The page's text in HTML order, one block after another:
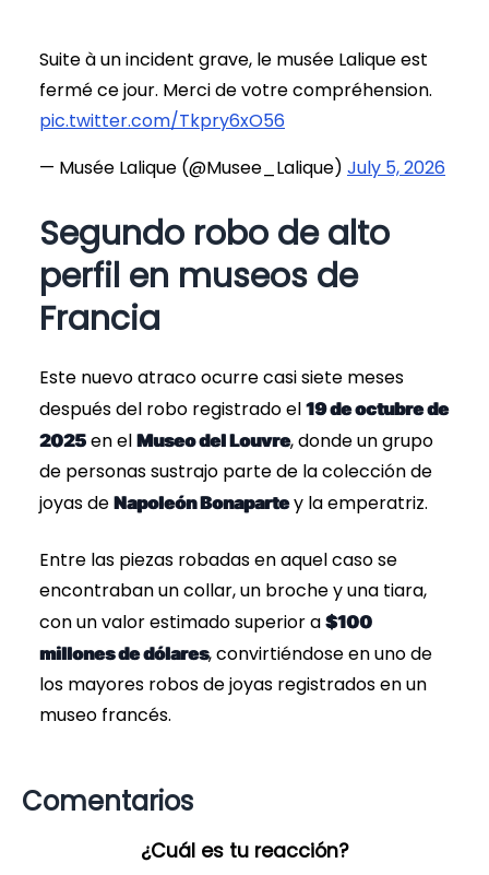
Suite à un incident grave, le musée Lalique est
fermé ce jour. Merci de votre compréhension.
pic.twitter.com/Tkpry6xO56
— Musée Lalique (@Musee_Lalique) July 5, 2026
Segundo robo de alto
perfil en museos de
Francia
Este nuevo atraco ocurre casi siete meses
después del robo registrado el 19 de octubre de
2025 en el Museo del Louvre, donde un grupo
de personas sustrajo parte de la colección de
joyas de Napoleón Bonapartey la emperatriz.
Entre las piezas robadas en aquel caso se
encontraban un collar, un broche y una tiara,
con un valor estimado superior a $100
millones de dólares, convirtiéndose en uno de
los mayores robos de joyas registrados en un
museo francés.
Comentarios